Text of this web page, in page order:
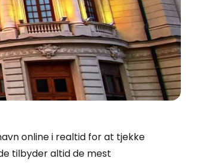
online i realtid for at tjekke
tilbyder altid de mest